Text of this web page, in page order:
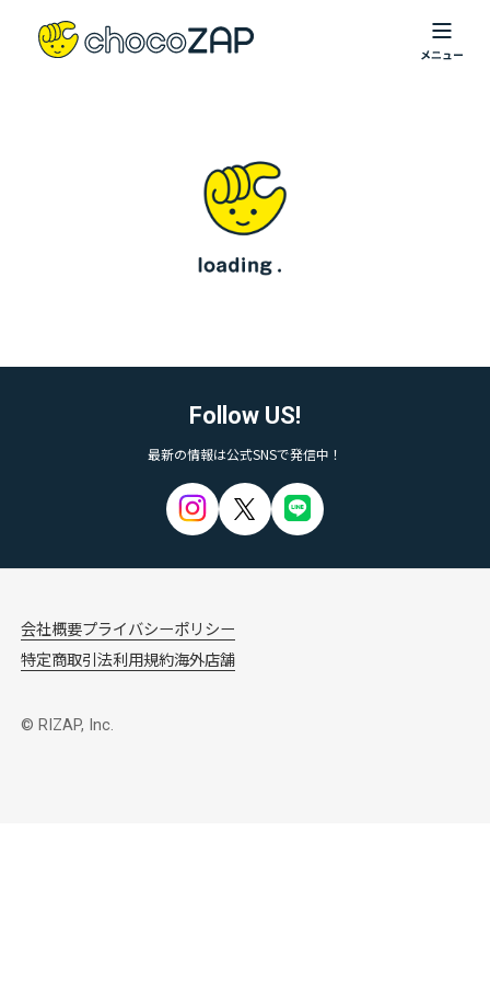
Follow US!
最新の情報は公式SNSで発信中！
会社概要プライバシーポリシー
特定商取引法利用規約海外店舗
© RIZAP, Inc.